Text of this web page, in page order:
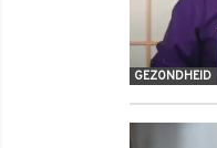
GEZONDHEID